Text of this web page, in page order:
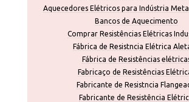
Aquecedores Elétricos para Indústria
Bancos de Aquecimento
Comprar Resistências Elétricas
Fábrica de Resistncia Elétrica
Fábrica de Resistências
Fabricaço de Resistências
Fabricante de Resistncia
Fabricante de Resistência